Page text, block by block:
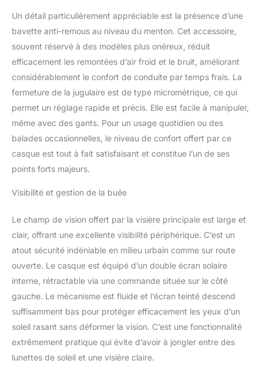
Un détail particulièrement appréciable est la présence d’une
bavette anti-remous au niveau du menton. Cet accessoire,
souvent réservé à des modèles plus onéreux, réduit
efficacement les remontées d’air froid et le bruit, améliorant
considérablement le confort de conduite par temps frais. La
fermeture de la jugulaire est de type micrométrique, ce qui
permet un réglage rapide et précis. Elle est facile à manipuler,
même avec des gants. Pour un usage quotidien ou des
balades occasionnelles, le niveau de confort offert par ce
casque est tout à fait satisfaisant et constitue l’un de ses
points forts majeurs.
Visibilité et gestion de la buée
Le champ de vision offert par la visière principale est large et
clair, offrant une excellente visibilité périphérique. C’est un
atout sécurité indéniable en milieu urbain comme sur route
ouverte. Le casque est équipé d’un double écran solaire
interne, rétractable via une commande située sur le côté
gauche. Le mécanisme est fluide et l’écran teinté descend
suffisamment bas pour protéger efficacement les yeux d’un
soleil rasant sans déformer la vision. C’est une fonctionnalité
extrêmement pratique qui évite d’avoir à jongler entre des
lunettes de soleil et une visière claire.